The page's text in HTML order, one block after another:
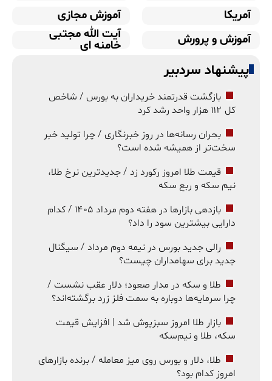
آمریکا
آموزش مجازی
آموزش و پرورش
آیت الله مجتبی
خامنه ای
پیشنهاد سردبیر
بازگشت قدرتمند خریداران به بورس / شاخص
کل ۱۱۲ هزار واحد رشد کرد
بحران رسانه‌ها در روز خبرنگاری / چرا تولید خبر
سخت‌تر از همیشه شده است؟
قیمت طلا امروز رکورد زد / جدیدترین نرخ طلا،
نیم سکه و ربع سکه
بازدهی بازارها در هفته دوم مرداد ۱۴۰۵ / کدام
دارایی بیشترین سود را داد؟
رالی جدید بورس در نیمه دوم مرداد / سیگنال
جدید برای سهامداران چیست؟
طلا و سکه در مدار صعود؛ دلار عقب نشست /
چرا سرمایه‌ها دوباره به سمت فلز زرد برگشته‌اند؟
بازار طلا امروز سبزپوش شد | افزایش قیمت
سکه، طلا و نیم‌سکه
طلا، دلار و بورس روی میز معامله / برنده بازارهای
امروز کدام بود؟